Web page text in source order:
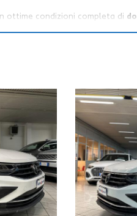
ottime condizioni completa di
e posteriori